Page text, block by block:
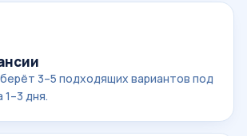
3–5 подходящих вариантов под
дня.